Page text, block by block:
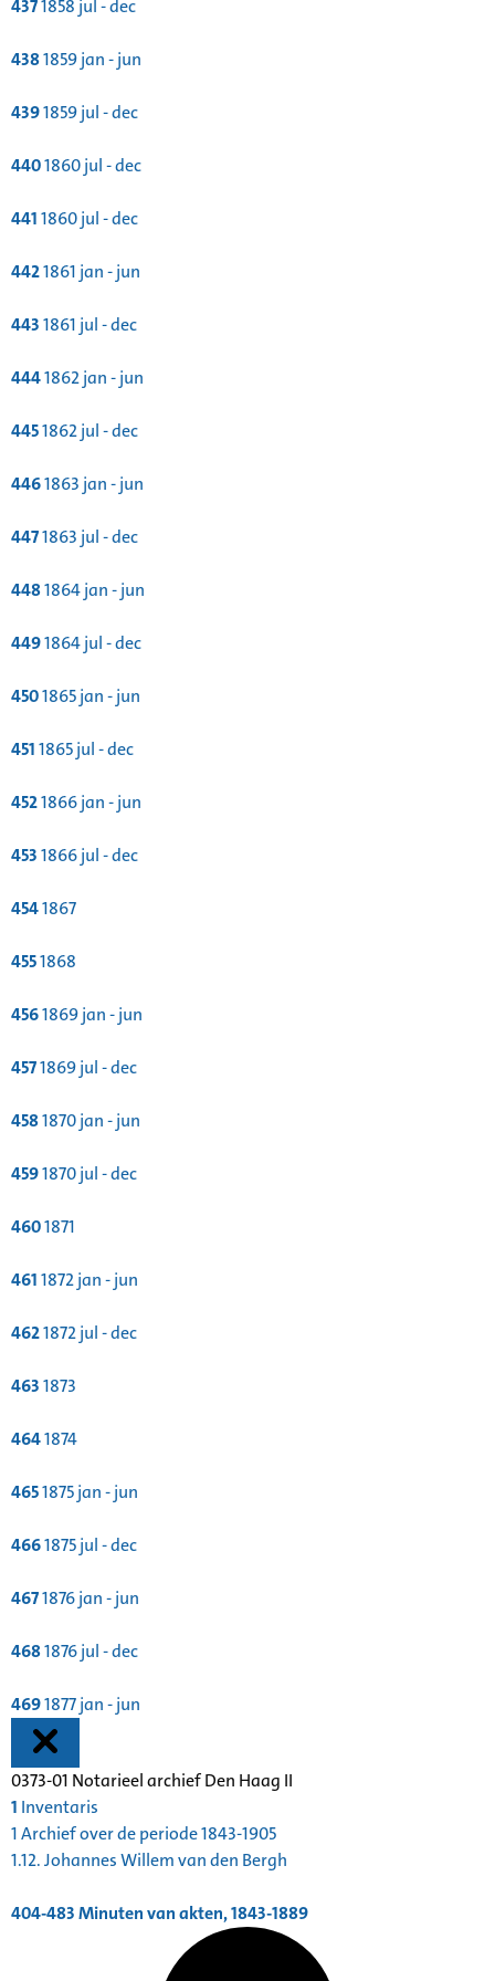
4371858 jul - dec
4381859 jan - jun
4391859 jul - dec
4401860 jul - dec
4411860 jul - dec
4421861 jan - jun
4431861 jul - dec
4441862 jan - jun
4451862 jul - dec
4461863 jan - jun
4471863 jul - dec
4481864 jan - jun
4491864 jul - dec
4501865 jan - jun
4511865 jul - dec
4521866 jan - jun
4531866 jul - dec
4541867
4551868
4561869 jan - jun
4571869 jul - dec
4581870 jan - jun
4591870 jul - dec
4601871
4611872 jan - jun
4621872 jul - dec
4631873
4641874
4651875 jan - jun
4661875 jul - dec
4671876 jan - jun
4681876 jul - dec
4691877 jan - jun
0373-01 Notarieel archief Den Haag II
1 Inventaris
1 Archief over de periode 1843-1905
1.12. Johannes Willem van den Bergh
404-483Minuten van akten, 1843-1889